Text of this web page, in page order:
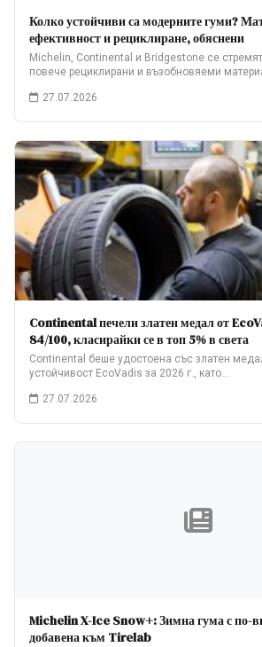
Колко устойчиви са модерните гуми?
ефективност и рециклиране, обяснени
Michelin, Continental и Bridgestone се
повече рециклирани и възобновяеми
27.07.2026
Continental печели златен медал от
84/100, класирайки се в топ 5% в света
Continental беше удостоена със златен
устойчивост EcoVadis за 2026 г., като…
27.07.2026
Michelin X-Ice Snow+: Зимна гума с по-
добавена към Tirelab